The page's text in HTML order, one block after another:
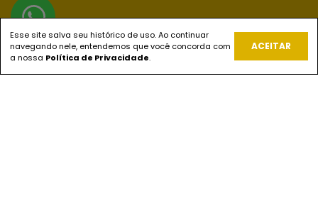
REDES SOCIAIS
Esse site salva seu histórico de uso. Ao continuar
navegando nele, entendemos que você concorda com
a nossa Política de Privacidade.
ACEITAR